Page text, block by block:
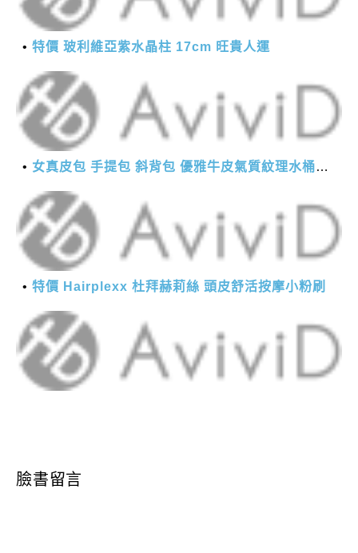
特價 玻利維亞紫水晶柱 17cm 旺貴人運
女真皮包 手提包 斜背包 優雅牛皮氣質紋理水桶包(2色)【XBO7950112】＊艾美時尚(現+預)
特價 Hairplexx 杜拜赫莉絲 頭皮舒活按摩小粉刷
臉書留言